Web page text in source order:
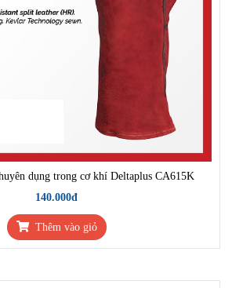
dụng trong cơ khí Deltaplus CA615K
140.000đ
Thêm vào giỏ